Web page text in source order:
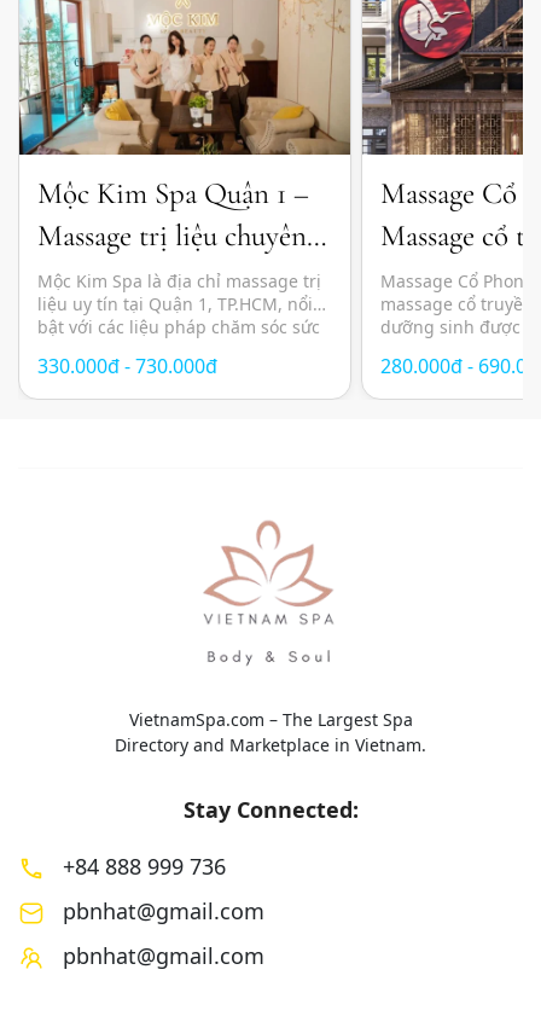
Mộc Kim Spa Quận 1 –
Massage trị liệu chuyên
sâu và thư giãn chuẩn
Nhật
Mộc Kim Spa là địa chỉ massage trị
liệu uy tín tại Quận 1, TP.HCM, nổi
bật với các liệu pháp chăm sóc sức
hiện đại, thảo dược thiên nhiên và
không gian thư giãn mang cảm
330.000đ - 730.000đ
Massage Cổ
Massage cổ
đầu dưỡng
Massage Cổ
massage cổ truyền
dưỡng sinh được
yên tĩnh, thư giãn
pháp chăm sóc
280.000đ -
VietnamSpa.com – The Largest Spa
Directory and Marketplace in Vietnam.
Stay Connected:
+84 888 999 736
pbnhat@gmail.com
pbnhat@gmail.com